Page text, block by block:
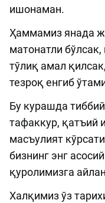
ишонаман.
Ҳаммамиз янада
матонатли
тўлиқ амал
тезроқ енгиб
Бу курашда
тафаккур, қатъий
масъулият
бизнинг энг
қуролимизга
Халқимиз ўз